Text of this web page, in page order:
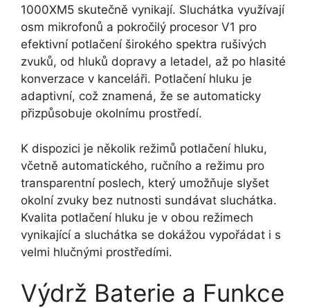
1000XM5 skutečně vynikají. Sluchátka využívají
osm mikrofonů a pokročilý procesor V1 pro
efektivní potlačení širokého spektra rušivých
zvuků, od hluků dopravy a letadel, až po hlasité
konverzace v kanceláři. Potlačení hluku je
adaptivní, což znamená, že se automaticky
přizpůsobuje okolnímu prostředí.
K dispozici je několik režimů potlačení hluku,
včetně automatického, ručního a režimu pro
transparentní poslech, který umožňuje slyšet
okolní zvuky bez nutnosti sundávat sluchátka.
Kvalita potlačení hluku je v obou režimech
vynikající a sluchátka se dokážou vypořádat i s
velmi hlučnými prostředími.
Výdrž Baterie a Funkce